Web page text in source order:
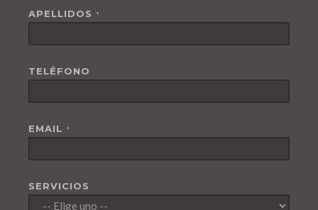
APELLIDOS *
TELÉFONO
EMAIL *
SERVICIOS